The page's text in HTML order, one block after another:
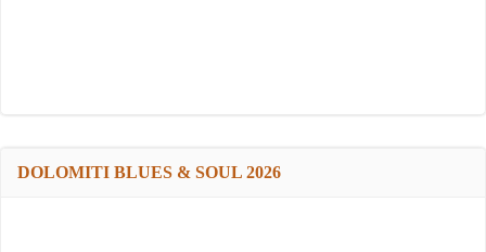
DOLOMITI BLUES & SOUL 2026